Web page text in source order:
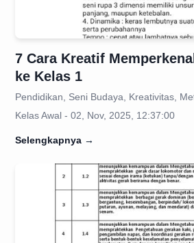
7 Cara Kreatif
ke Kelas 1
Pendidikan, Seni Budaya, Kreativitas,
Kelas Awal - 02, Nov, 2025, 12:37:00
Selengkapnya →